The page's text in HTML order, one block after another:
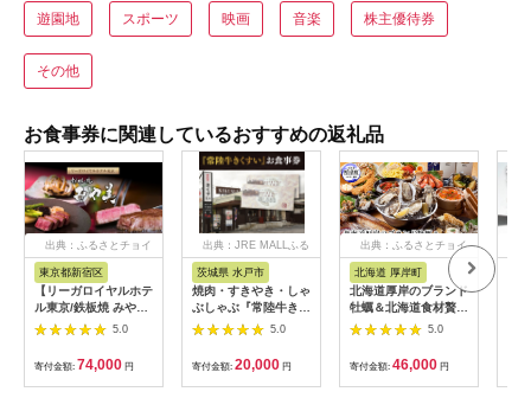
遊園地 スポーツ 映画 音楽 株主優待券
その他
お食事券に関連しているおすすめの返礼品
出典：ふるさとチョイ
東京都新宿区
【リーガロイヤルホテ
ル東京/鉄板焼 みや
美】ランチペアお食事
券 鉄板焼 ステーキ ラ
ンチ ペア食事券 チケ
ット ギフト ホテル 記
念日 旅行 東京 新宿
5.0
寄付金額: 74,000 円
出典：JRE MALLふる
さと納税
茨城県 水戸市
焼肉・すきやき・しゃ
ぶしゃぶ『常陸牛きく
すい』食事券6,000円
分【お食事券 常陸牛
ステーキ 焼肉 すき焼
き ハンバーグ 茨城県
水戸市 水戸 20000円
5.0
寄付金額: 20,000 円
出典：ふるさとチョイ
北海道 厚岸町
北海道厚岸のブランド
牡蠣＆北海道食材贅沢
コース（2名様用）お
食事券 [№5863-
5.0
寄付金額: 46,000 円